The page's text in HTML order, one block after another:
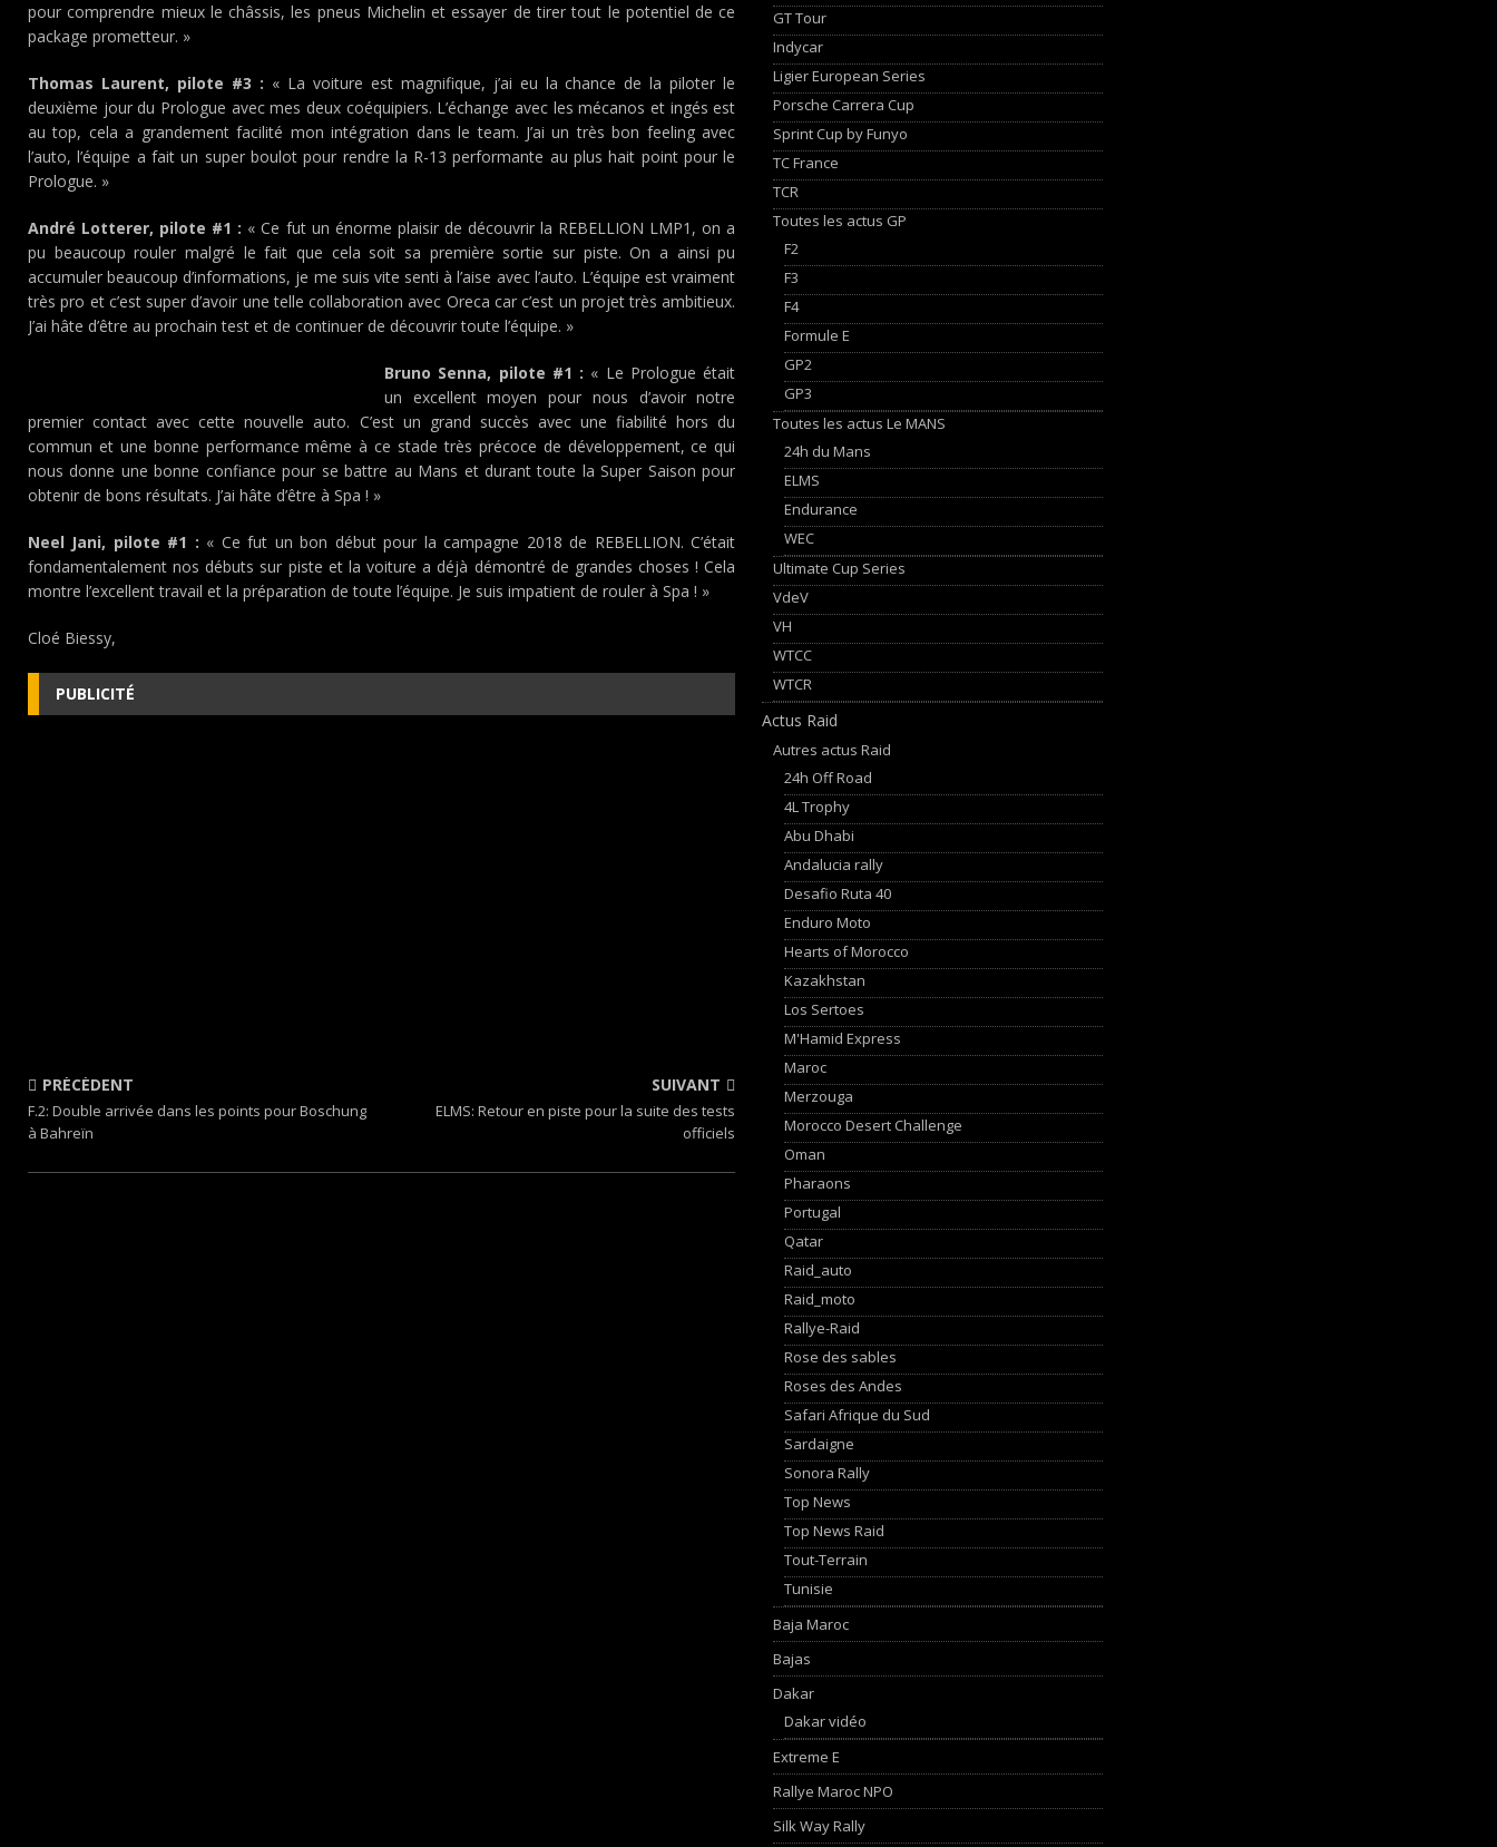
pour comprendre mieux le châssis, les pneus Michelin et essayer de tirer tout le potentiel de ce
package prometteur. »
Thomas Laurent, pilote #3 : « La voiture est magnifique, j’ai eu la chance de la piloter le
deuxième jour du Prologue avec mes deux coéquipiers. L’échange avec les mécanos et ingés est
au top, cela a grandement facilité mon intégration dans le team. J’ai un très bon feeling avec
l’auto, l’équipe a fait un super boulot pour rendre la R-13 performante au plus hait point pour le
Prologue. »
André Lotterer, pilote #1 : « Ce fut un énorme plaisir de découvrir la REBELLION LMP1, on a
pu beaucoup rouler malgré le fait que cela soit sa première sortie sur piste. On a ainsi pu
accumuler beaucoup d’informations, je me suis vite senti à l’aise avec l’auto. L’équipe est vraiment
très pro et c’est super d’avoir une telle collaboration avec Oreca car c’est un projet très ambitieux.
J’ai hâte d’être au prochain test et de continuer de découvrir toute l’équipe. »
Bruno Senna, pilote #1 : « Le Prologue était
un excellent moyen pour nous d’avoir notre
premier contact avec cette nouvelle auto. C’est un grand succès avec une fiabilité hors du
commun et une bonne performance même à ce stade très précoce de développement, ce qui
nous donne une bonne confiance pour se battre au Mans et durant toute la Super Saison pour
obtenir de bons résultats. J’ai hâte d’être à Spa ! »
Neel Jani, pilote #1 : « Ce fut un bon début pour la campagne 2018 de REBELLION. C’était
fondamentalement nos débuts sur piste et la voiture a déjà démontré de grandes choses ! Cela
montre l’excellent travail et la préparation de toute l’équipe. Je suis impatient de rouler à Spa ! »
Cloé Biessy,
PUBLICITÉ
PRÉCÉDENT
F.2: Double arrivée dans les points pour Boschung
à Bahreïn
SUIVANT
ELMS: Retour en piste pour la suite des tests
officiels
GT Tour
Indycar
Ligier European Series
Porsche Carrera Cup
Sprint Cup by Funyo
TC France
TCR
Toutes les actus GP
F2
F3
F4
Formule E
GP2
GP3
Toutes les actus Le MANS
24h du Mans
ELMS
Endurance
WEC
Ultimate Cup Series
VdeV
VH
WTCC
WTCR
Actus Raid
Autres actus Raid
24h Off Road
4L Trophy
Abu Dhabi
Andalucia rally
Desafio Ruta 40
Enduro Moto
Hearts of Morocco
Kazakhstan
Los Sertoes
M'Hamid Express
Maroc
Merzouga
Morocco Desert Challenge
Oman
Pharaons
Portugal
Qatar
Raid_auto
Raid_moto
Rallye-Raid
Rose des sables
Roses des Andes
Safari Afrique du Sud
Sardaigne
Sonora Rally
Top News
Top News Raid
Tout-Terrain
Tunisie
Baja Maroc
Bajas
Dakar
Dakar vidéo
Extreme E
Rallye Maroc NPO
Silk Way Rally